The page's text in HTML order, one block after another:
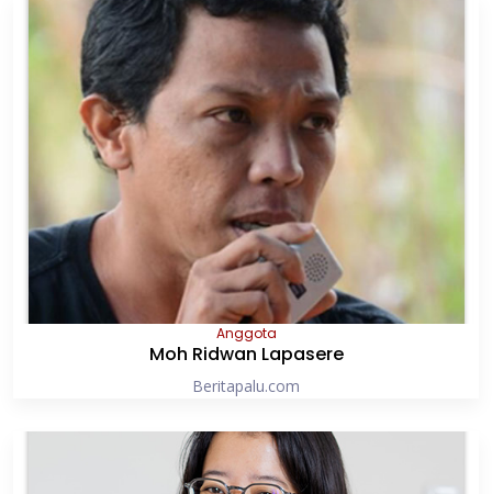
Anggota
Moh Ridwan Lapasere
Beritapalu.com